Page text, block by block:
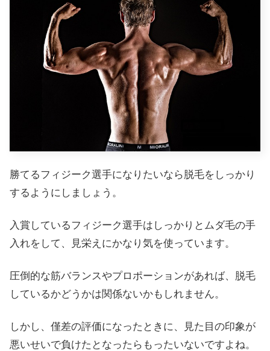
勝てるフィジーク選手になりたいなら脱毛をしっかり
するようにしましょう。
入賞しているフィジーク選手はしっかりとムダ毛の手
入れをして、見栄えにかなり気を使っています。
圧倒的な筋バランスやプロポーションがあれば、脱毛
しているかどうかは関係ないかもしれません。
しかし、僅差の評価になったときに、見た目の印象が
悪いせいで負けたとなったらもったいないですよね。